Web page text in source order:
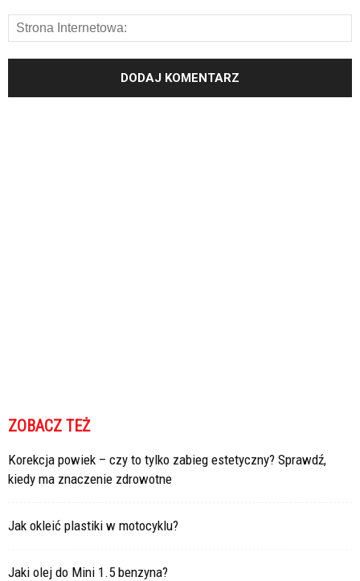
ZOBACZ TEŻ
Korekcja powiek – czy to tylko zabieg estetyczny? Sprawdź,
kiedy ma znaczenie zdrowotne
Jak okleić plastiki w motocyklu?
Jaki olej do Mini 1.5 benzyna?